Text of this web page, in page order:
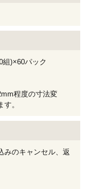
組)×60パック
程度の寸法変
。
みのキャンセル、返